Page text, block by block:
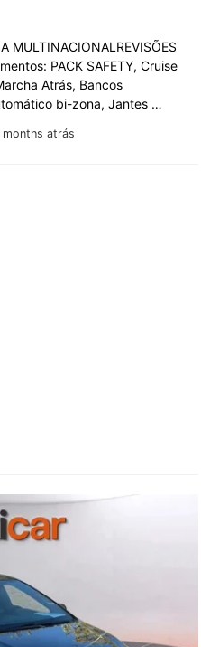
atrás
MULTINACIONALREVISÕES
PACK SAFETY, Cruise
Atrás, Bancos
bi-zona, Jantes …